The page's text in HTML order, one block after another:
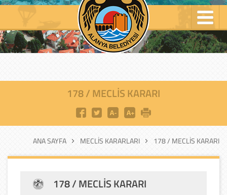
178 / MECLIS KARARI
ANA SAYFA MECLIS KARARLARI 178 / MECLIS KARARI
178 / MECLIS KARARI